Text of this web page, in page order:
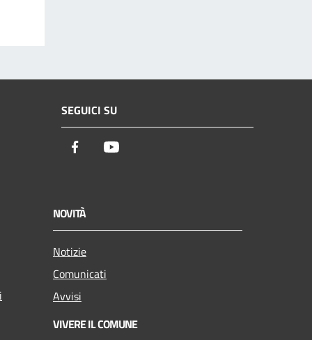
SEGUICI SU
Facebook
NOVITÀ
Notizie
Comunicati
Avvisi
VIVERE IL COMUNE